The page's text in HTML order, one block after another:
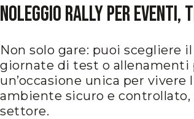
Noleggio Rally per Eventi,
Non solo gare: puoi scegliere
giornate di test o allenamenti
un’occasione unica per
ambiente sicuro e
settore.